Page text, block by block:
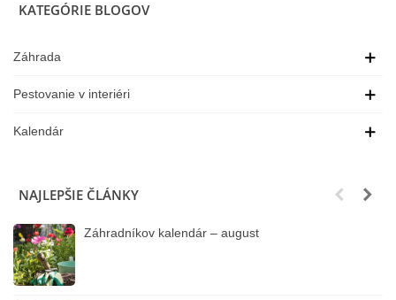
KATEGÓRIE BLOGOV
Záhrada
Pestovanie v interiéri
Kalendár
NAJLEPŠIE ČLÁNKY
Záhradníkov kalendár – august